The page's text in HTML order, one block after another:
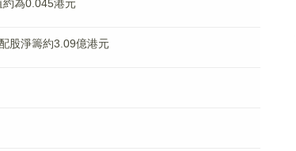
為0.045港元
股淨籌約3.09億港元